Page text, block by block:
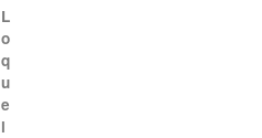
L
o
q
u
e
l